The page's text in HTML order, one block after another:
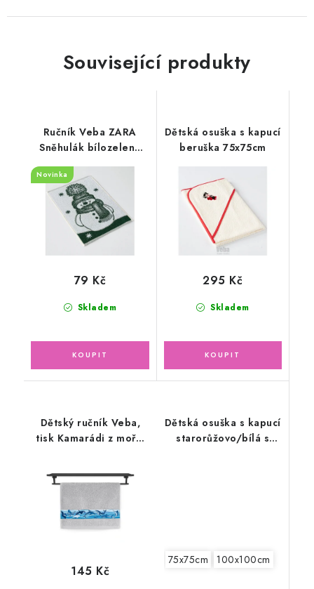
Související produkty
Ručník Veba ZARA
Sněhulák bílozelená
35x50cm
Novinka
Skladem
79 Kč
Dětská osuška s kapucí
beruška 75x75cm
Skladem
295 Kč
Dětský ručník Veba,
tisk Kamarádi z moře,
145 Kč
Dětská osuška s kapucí
starorůžovo/bílá s
75x75cm 100x100cm